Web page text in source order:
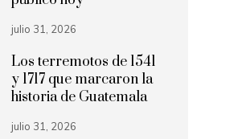
julio 31, 2026
Los terremotos de 1541
y 1717 que marcaron la
historia de Guatemala
julio 31, 2026